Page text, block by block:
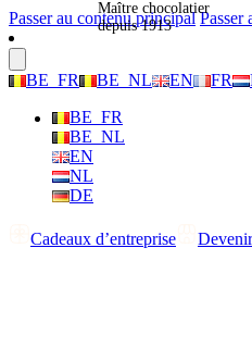
Passer au contenu principal Passer
BE_FR BE_NL EN FR
BE_FR
BE_NL
EN
NL
DE
Cadeaux d’entreprise
Maître chocolatier
depuis 1913